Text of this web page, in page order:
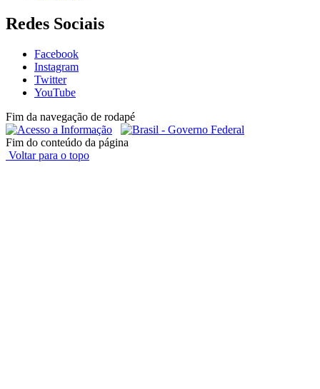
Redes Sociais
Facebook
Instagram
Twitter
YouTube
Fim da navegação de rodapé
Fim do conteúdo da página
Voltar para o topo